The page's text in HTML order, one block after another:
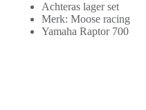
Achteras lager set
Merk: Moose racing
Yamaha Raptor 700